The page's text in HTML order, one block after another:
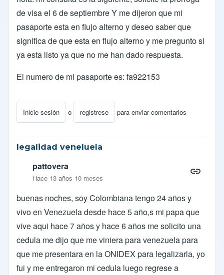
de visa el 6 de septiembre Y me dijeron que mi
pasaporte esta en flujo alterno y deseo saber que
significa de que esta en flujo alterno y me pregunto si
ya esta listo ya que no me han dado respuesta.
El numero de mi pasaporte es: fa922153
Inicie sesión o registrese para enviar comentarios
legalidad veneluela
pattovera
Hace 13 años 10 meses
buenas noches, soy Colombiana tengo 24 años y
vivo en Venezuela desde hace 5 año,s mi papa que
vive aqui hace 7 años y hace 6 años me solicito una
cedula me dijo que me viniera para venezuela para
que me presentara en la ONIDEX para legalizarla, yo
fui y me entregaron mi cedula luego regrese a